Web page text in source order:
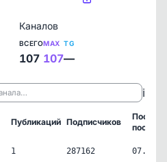
Каналов
ВСЕГО
107
MAX
107
TG
—
ℹ️
Публикаций Подписчиков
пост
1 287162